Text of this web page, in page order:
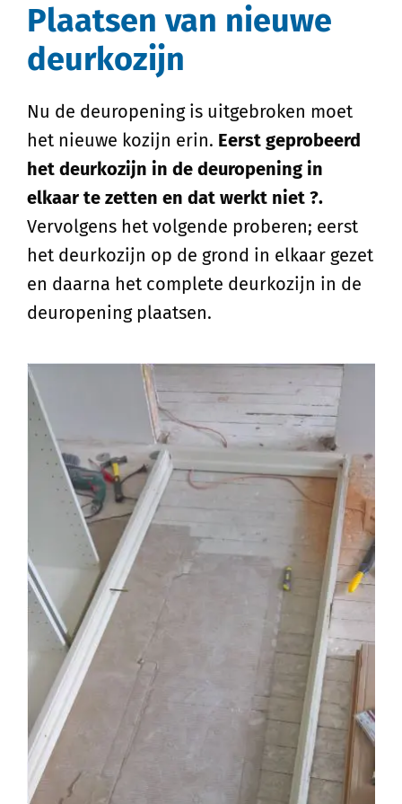
Plaatsen van nieuwe
deurkozijn
Nu de deuropening is uitgebroken moet
het nieuwe kozijn erin. Eerst geprobeerd
het deurkozijn in de deuropening in
elkaar te zetten en dat werkt niet ?.
Vervolgens het volgende proberen; eerst
het deurkozijn op de grond in elkaar gezet
en daarna het complete deurkozijn in de
deuropening plaatsen.